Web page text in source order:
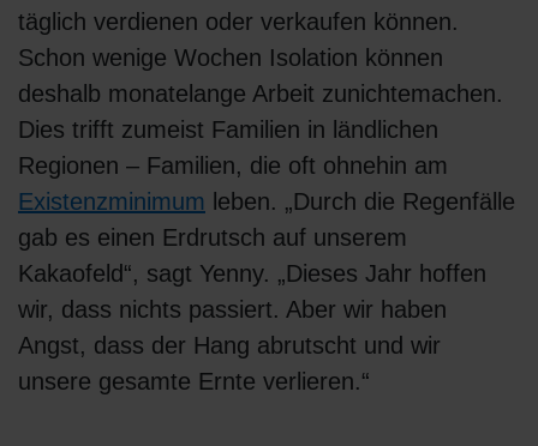
täglich verdienen oder verkaufen können.
Schon wenige Wochen Isolation können
deshalb monatelange Arbeit zunichtemachen.
Dies trifft zumeist Familien in ländlichen
Regionen – Familien, die oft ohnehin am
Existenzminimum leben. „Durch die Regenfälle
gab es einen Erdrutsch auf unserem
Kakaofeld“, sagt Yenny. „Dieses Jahr hoffen
wir, dass nichts passiert. Aber wir haben
Angst, dass der Hang abrutscht und wir
unsere gesamte Ernte verlieren.“